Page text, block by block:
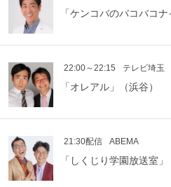
「ケンコバのバコバコナ
22:00～22:15 テレビ埼玉
「オレアル」（浜谷）
21:30配信 ABEMA
「しくじり学園放送室」